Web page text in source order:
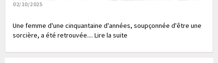
02/10/2025
Une femme d'une cinquantaine d'années, soupçonnée d'être une
sorcière, a été retrouvée.... Lire la suite